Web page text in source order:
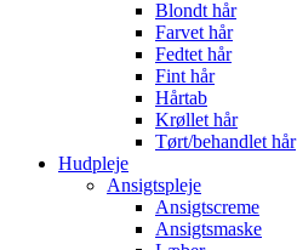
Blondt hår
Farvet hår
Fedtet hår
Fint hår
Hårtab
Krøllet hår
Tørt/behandlet hår
Hudpleje
Ansigtspleje
Ansigtscreme
Ansigtsmaske